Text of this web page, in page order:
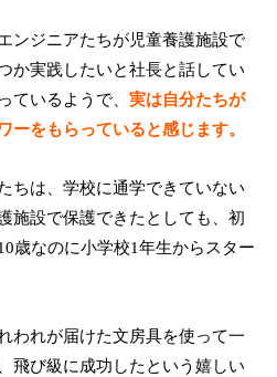
ンジニアたちが児童養護施設で
か実践したいと社長と話してい
ているようで、実は自分たちが
ーをもらっていると感じます。
ちは、学校に通学できていない
施設で保護できたとしても、初
歳なのに小学校1年生からスター
われが届けた文房具を使って一
飛び級に成功したという嬉しい